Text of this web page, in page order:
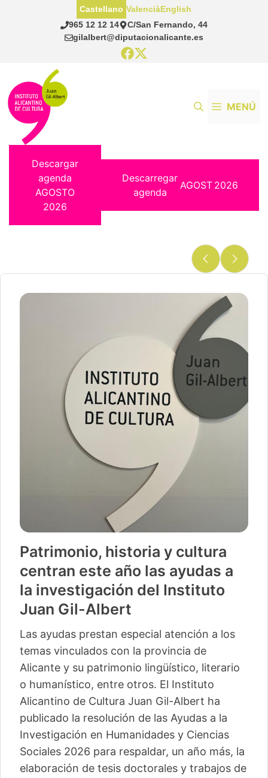
965 12 12 14
C/San Fernando, 44
gilalbert@diputacionalicante.es
Castellano ValenciàEnglish
MENÚ
Descargar
agenda
AGOSTO
2026
Descarregar
agenda
AGOST 2026
Patrimonio, historia y cultura
centran este año las ayudas a
la investigación del Instituto
Juan Gil-Albert
Las ayudas prestan especial atención a los
temas vinculados con la provincia de
Alicante y su patrimonio lingüístico, literario
o humanístico, entre otros. El Instituto
Alicantino de Cultura Juan Gil-Albert ha
publicado la resolución de las Ayudas a la
Investigación en Humanidades y Ciencias
Sociales 2026 para respaldar, un año más, la
elaboración de tesis doctorales y trabajos de